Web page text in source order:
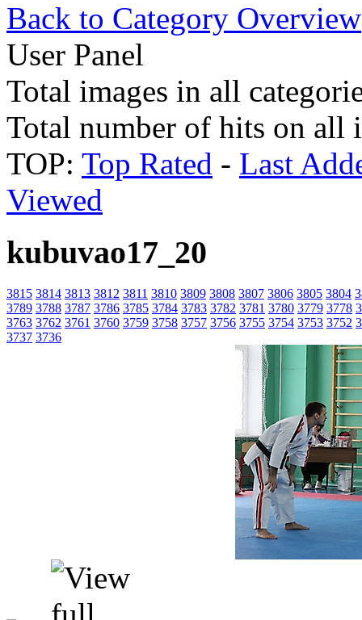
Back to Category Overview
User Panel
Total images in all
Total number of hits on all
TOP: Top Rated - Last
Viewed
kubuvao17_20
3815 3814 3813 3812 3811 3810 3809 3808 3807 3806 3805 3804
3789 3788 3787 3786 3785 3784 3783 3782 3781 3780 3779 3778
3763 3762 3761 3760 3759 3758 3757 3756 3755 3754 3753 3752
3737 3736